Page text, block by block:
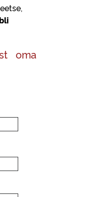
oma